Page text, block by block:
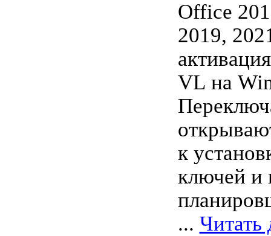
Office
2019,
VL на
к
ключей и
... Читать